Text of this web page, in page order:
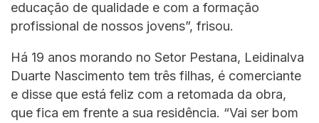
educação de qualidade e com a formação
profissional de nossos jovens”, frisou.
Há 19 anos morando no Setor Pestana, Leidinalva
Duarte Nascimento tem três filhas, é comerciante
e disse que está feliz com a retomada da obra,
que fica em frente a sua residência. “Vai ser bom